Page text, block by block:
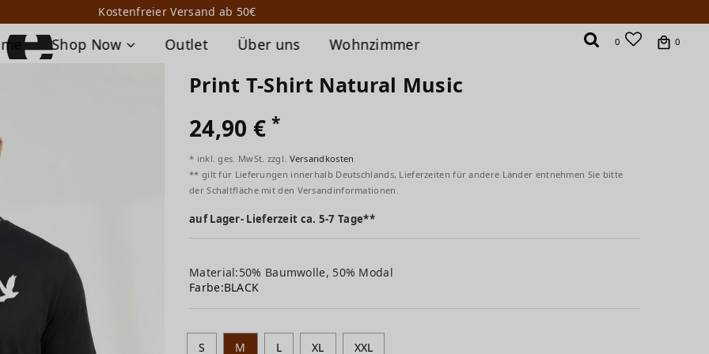
Kostenfreier Versand ab 50€
Shop Now Outlet Über uns Wohnzimmer 0 0
Print T-Shirt Natural Music
24,90 €*
* inkl. ges. MwSt. zzgl. Versandkosten
** gilt für Lieferungen innerhalb Deutschlands, Lieferzeiten für andere Länder entnehmen Sie bitte
der Schaltfläche mit den Versandinformationen.
auf Lager- Lieferzeit ca. 5-7 Tage**
Material:50% Baumwolle, 50% Modal
Farbe:BLACK
S M L XL XXL